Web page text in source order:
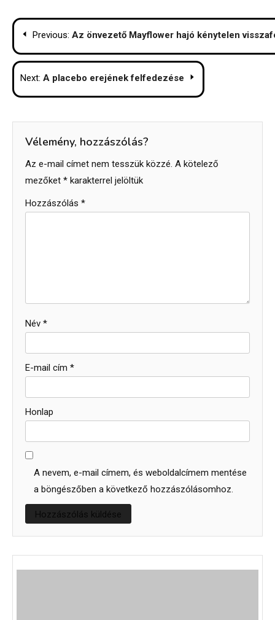
Bejegyzés
navigáció
Previous: Az önvezető Mayflower hajó kénytelen
Next: A placebo erejének felfedezése
Vélemény, hozzászólás?
Az e-mail címet nem tesszük közzé. A kötelező
mezőket * karakterrel jelöltük
Hozzászólás *
Név *
E-mail cím *
Honlap
A nevem, e-mail címem, és weboldalcímem mentése
a böngészőben a következő hozzászólásomhoz.